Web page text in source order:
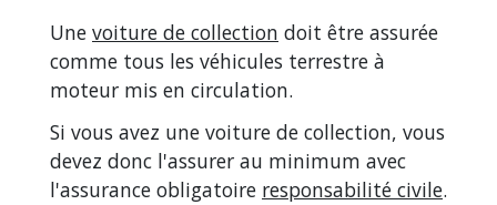
Une voiture de collection doit être assurée
comme tous les véhicules terrestre à
moteur mis en circulation.
Si vous avez une voiture de collection, vous
devez donc l'assurer au minimum avec
l'assurance obligatoire responsabilité civile.